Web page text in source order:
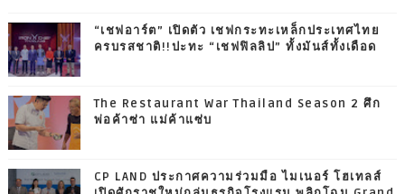
“เชฟอาร์ต” เปิดตัว เชฟกระทะเหล็กประเทศไทย
ครบรสชาติ!!ปะทะ “เชฟฟิลลิป” ทั้งมันส์ทั้งเดือด
The Restaurant War Thailand Season 2 ศึก
พ่อค้าซ่า แม่ค้าแซ่บ
CP LAND ประกาศความร่วมมือ ไมเนอร์ โฮเทลส์